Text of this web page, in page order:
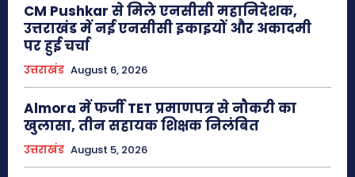
CM Pushkar से मिले एनसीसी महानिदेशक,
उत्तराखंड में नई एनसीसी इकाइयों और अकादमी
पर हुई चर्चा
उत्तराखंड August 6, 2026
Almora में फर्जी TET प्रमाणपत्र से नौकरी का
खुलासा, तीन सहायक शिक्षक निलंबित
उत्तराखंड August 5, 2026